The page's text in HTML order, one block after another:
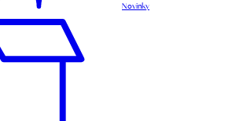
Novinky